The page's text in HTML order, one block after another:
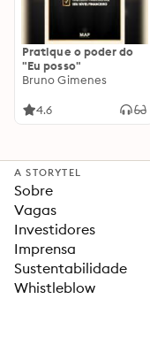
Pratique o poder do
"Eu posso"
Bruno Gimenes
4.6
A STORYTEL
Sobre
Vagas
Investidores
Imprensa
Sustentabilidade
Whistleblow